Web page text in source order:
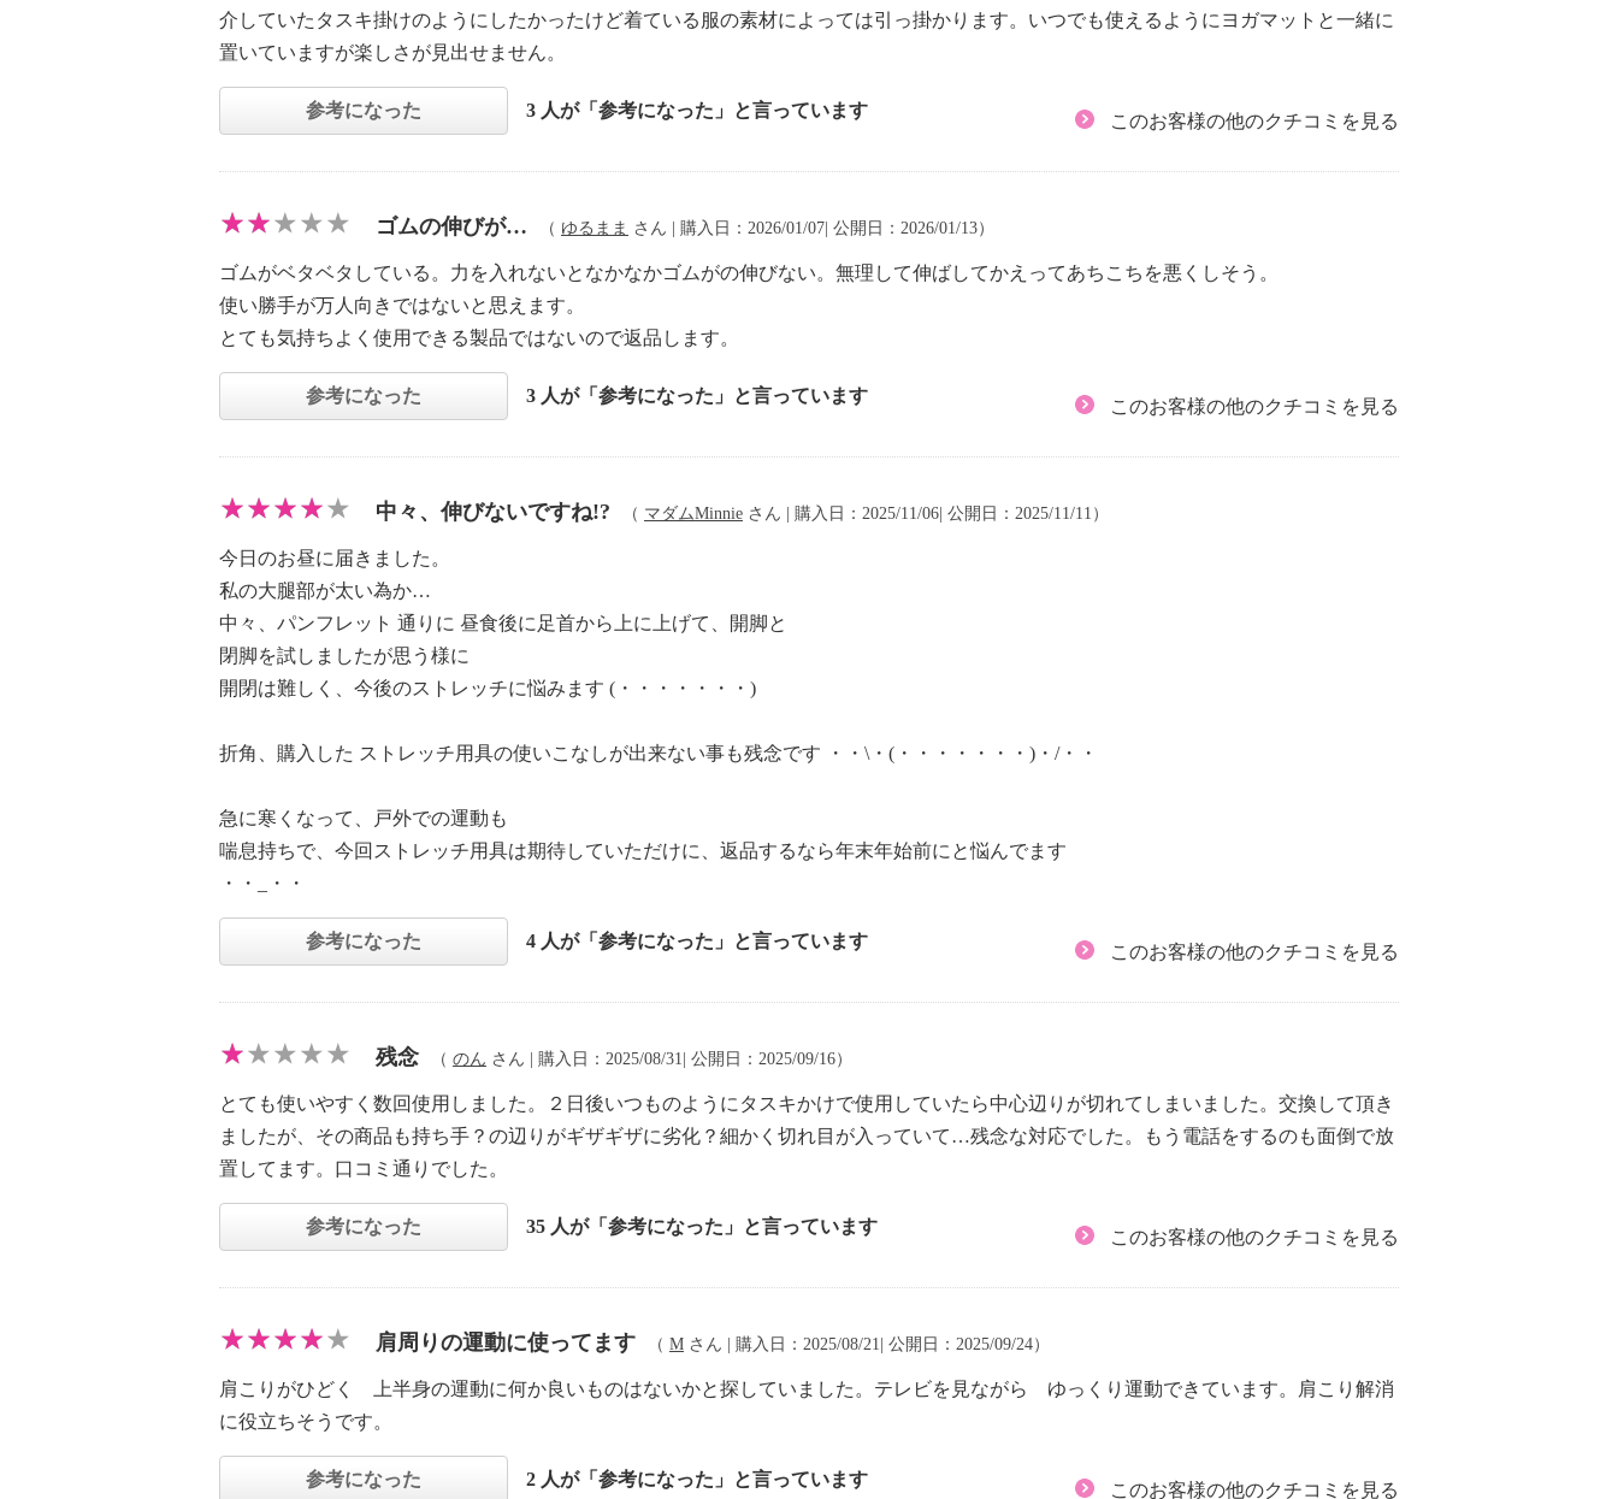
介していたタスキ掛けのようにしたかったけど着ている服の素材によっては引っ掛かります。いつでも使えるようにヨガマットと一緒に
置いていますが楽しさが見出せません。
参考になった 3 人が「参考になった」と言っています
このお客様の他のクチコミを見る
ゴムの伸びが… （ ゆるまま さん | 購入日：2026/01/07| 公開日：2026/01/13）
ゴムがベタベタしている。力を入れないとなかなかゴムがの伸びない。無理して伸ばしてかえってあちこちを悪くしそう。
使い勝手が万人向きではないと思えます。
とても気持ちよく使用できる製品ではないので返品します。
参考になった 3 人が「参考になった」と言っています
このお客様の他のクチコミを見る
中々、伸びないですね!? （ マダムMinnie さん | 購入日：2025/11/06| 公開日：2025/11/11）
今日のお昼に届きました。
私の大腿部が太い為か…
中々、パンフレット 通りに 昼食後に足首から上に上げて、開脚と
閉脚を試しましたが思う様に
開閉は難しく、今後のストレッチに悩みます (・・・・・・・)
折角、購入した ストレッチ用具の使いこなしが出来ない事も残念です ・・\・(・・・・・・・)・/・・
急に寒くなって、戸外での運動も
喘息持ちで、今回ストレッチ用具は期待していただけに、返品するなら年末年始前にと悩んでます
・・_・・
参考になった 4 人が「参考になった」と言っています
このお客様の他のクチコミを見る
残念 （ のん さん | 購入日：2025/08/31| 公開日：2025/09/16）
とても使いやすく数回使用しました。２日後いつものようにタスキかけで使用していたら中心辺りが切れてしまいました。交換して頂き
ましたが、その商品も持ち手？の辺りがギザギザに劣化？細かく切れ目が入っていて…残念な対応でした。もう電話をするのも面倒で放
置してます。口コミ通りでした。
参考になった 35 人が「参考になった」と言っています
このお客様の他のクチコミを見る
肩周りの運動に使ってます （ M さん | 購入日：2025/08/21| 公開日：2025/09/24）
肩こりがひどく 上半身の運動に何か良いものはないかと探していました。テレビを見ながら ゆっくり運動できています。肩こり解消
に役立ちそうです。
参考になった 2 人が「参考になった」と言っています
このお客様の他のクチコミを見る